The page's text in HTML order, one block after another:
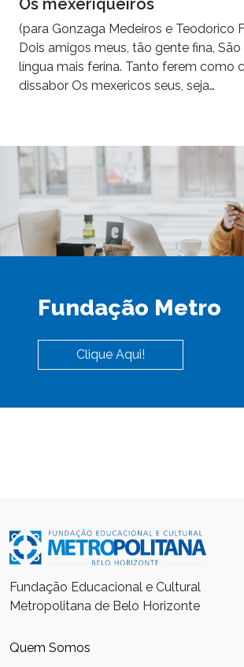
(para Gonzaga Medeiros e Teodorico
Dois amigos meus, tão gente fina,
língua mais ferina. Tanto ferem como
dissabor Os mexericos seus, seja…
Fundação Metro
Clique Aqui!
Fundação Educacional e Cultural
Metropolitana de Belo Horizonte
Quem Somos